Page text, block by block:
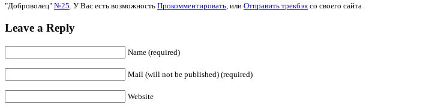
"Доброволец" №25 . У Вас есть возможность Прокомментировать , или Отправить трекбэк со своего сайта
Leave a Reply
Name (required)
Mail (will not be published) (required)
Website